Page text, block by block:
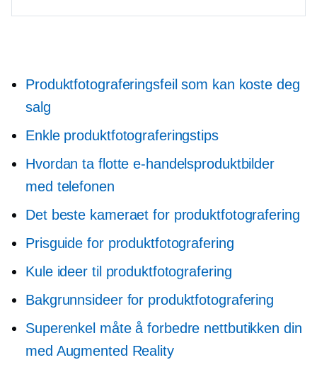
Produktfotograferingsfeil som kan koste deg
salg
Enkle produktfotograferingstips
Hvordan ta flotte e-handelsproduktbilder
med telefonen
Det beste kameraet for produktfotografering
Prisguide for produktfotografering
Kule ideer til produktfotografering
Bakgrunnsideer for produktfotografering
Superenkel måte å forbedre nettbutikken din
med Augmented Reality